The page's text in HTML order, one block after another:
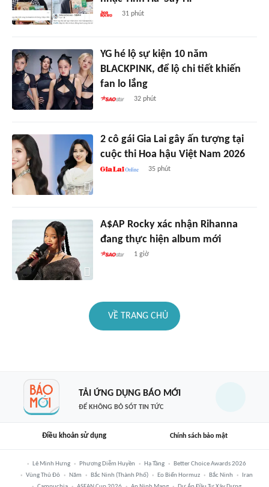
31 phút
YG hé lộ sự kiện 10 năm
BLACKPINK, để lộ chi tiết khiến
fan lo lắng
32 phút
2 cô gái Gia Lai gây ấn tượng tại
cuộc thi Hoa hậu Việt Nam 2026
35 phút
A$AP Rocky xác nhận Rihanna
đang thực hiện album mới
1 giờ
VỀ TRANG CHỦ
TẢI ỨNG DỤNG BÁO MỚI
ĐỂ KHÔNG BỎ SÓT TIN TỨC
Điều khoản sử dụng Chính sách bảo mật
Lê Minh Hưng Phương Diễm Huyền Hạ Tầng
Better Choice Awards 2026
Vùng Thủ Đô
Năm Bắc Ninh (thành Phố) Eo Biển Hormuz Bắc Ninh
Iran